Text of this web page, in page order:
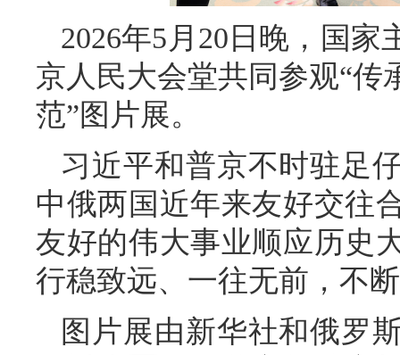
2026年5月20日晚，国
京人民大会堂共同参观“
范”图片展。
习近平和普京不时驻足
中俄两国近年来友好交往
友好的伟大事业顺应历史
行稳致远、一往无前，不
图片展由新华社和俄罗